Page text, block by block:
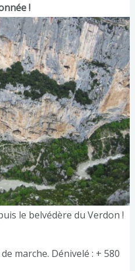
!
le belvédère du Verdon !
marche. Dénivelé : + 580